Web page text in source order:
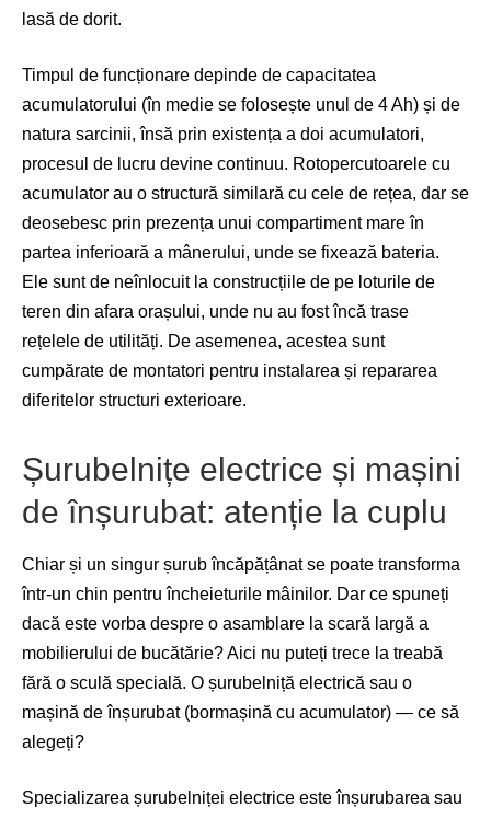
lasă de dorit.
Timpul de funcționare depinde de capacitatea
acumulatorului (în medie se folosește unul de 4 Ah) și de
natura sarcinii, însă prin existența a doi acumulatori,
procesul de lucru devine continuu. Rotopercutoarele cu
acumulator au o structură similară cu cele de rețea, dar se
deosebesc prin prezența unui compartiment mare în
partea inferioară a mânerului, unde se fixează bateria.
Ele sunt de neînlocuit la construcțiile de pe loturile de
teren din afara orașului, unde nu au fost încă trase
rețelele de utilități. De asemenea, acestea sunt
cumpărate de montatori pentru instalarea și repararea
diferitelor structuri exterioare.
Șurubelnițe electrice și mașini
de înșurubat: atenție la cuplu
Chiar și un singur șurub încăpățânat se poate transforma
într-un chin pentru încheieturile mâinilor. Dar ce spuneți
dacă este vorba despre o asamblare la scară largă a
mobilierului de bucătărie? Aici nu puteți trece la treabă
fără o sculă specială. O șurubelniță electrică sau o
mașină de înșurubat (bormașină cu acumulator) — ce să
alegeți?
Specializarea șurubelniței electrice este înșurubarea sau